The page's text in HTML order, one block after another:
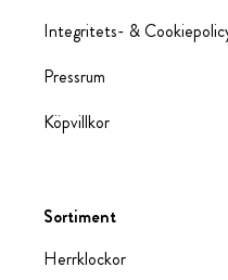
Integritets- &
Pressrum
Köpvillkor
Sortiment
Herrklockor